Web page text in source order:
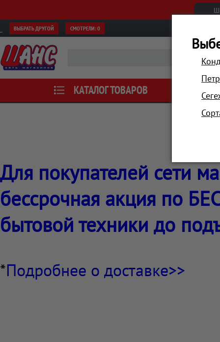
ВЫБРАТЬ ДРУГОЙ СМОТРЕЛИ:0
КАТАЛОГ ТОВАРОВ АКЦИИ
Для покупателей сети
бессрочная акция по
бытовой техники до
*Подробнее о доставке>>